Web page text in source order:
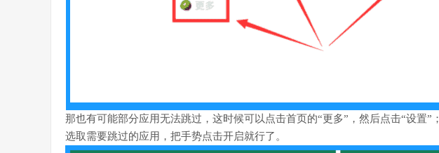
那也有可能部分应用无法跳过，这时候可以点击首页的“更多”，然后点击“设置”；
选取需要跳过的应用，把手势点击开启就行了。